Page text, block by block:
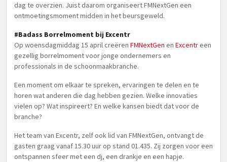
dag te overzien. Juist daarom organiseert FMNextGen een
ontmoetingsmoment midden in het beursgeweld.
#Badass Borrelmoment bij Excentr
Op woensdagmiddag 15 april creëren FMNextGen en Excentreen
gezellig borrelmoment voor jonge ondernemers en
professionals in de schoonmaakbranche.
Een moment om elkaar te spreken, ervaringen te delen en te
horen wat anderen die dag hebben gezien. Welke innovaties
vielen op? Wat inspireert? En welke kansen biedt dat voor de
branche?
Het team van Excentr, zelf ook lid van FMNextGen, ontvangt de
gasten graag vanaf 15.30 uur op stand 01.435. Zij zorgen voor een
ontspannen sfeer met een dj, een drankje en een hapje.